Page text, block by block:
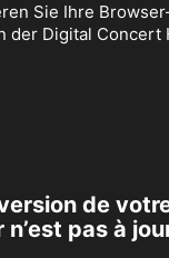
Sie Ihre
der Digital Concert
de
pas à